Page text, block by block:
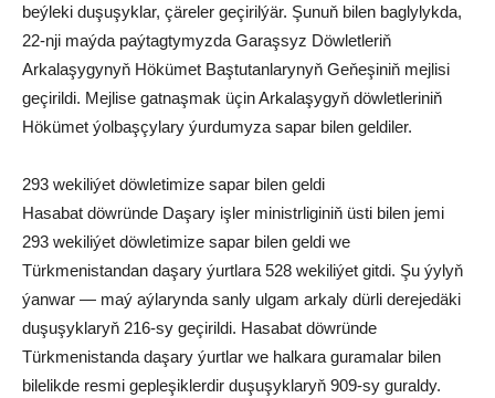
beýleki duşuşyklar, çäreler geçirilýär. Şunuň bilen baglylykda,
22-nji maýda paýtagtymyzda Garaşsyz Döwletleriň
Arkalaşygynyň Hökümet Baştutanlarynyň Geňeşiniň mejlisi
geçirildi. Mejlise gatnaşmak üçin Arkalaşygyň döwletleriniň
Hökümet ýolbaşçylary ýurdumyza sapar bilen geldiler.
293 wekiliýet döwletimize sapar bilen geldi
Hasabat döwründe Daşary işler ministrliginiň üsti bilen jemi
293 wekiliýet döwletimize sapar bilen geldi we
Türkmenistandan daşary ýurtlara 528 wekiliýet gitdi. Şu ýylyň
ýanwar — maý aýlarynda sanly ulgam arkaly dürli derejedäki
duşuşyklaryň 216-sy geçirildi. Hasabat döwründe
Türkmenistanda daşary ýurtlar we halkara guramalar bilen
bilelikde resmi gepleşiklerdir duşuşyklaryň 909-sy guraldy.